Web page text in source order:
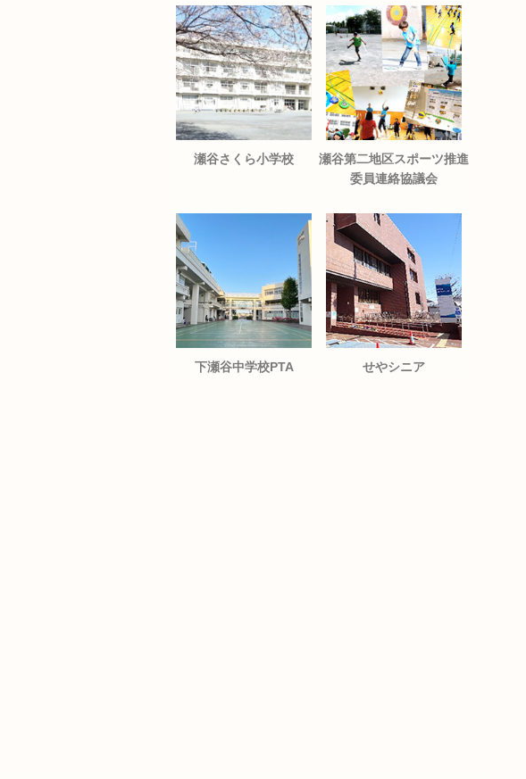
瀬谷さくら小学校
瀬谷第二地区スポーツ推進
委員連絡協議会
下瀬谷中学校PTA せやシニア